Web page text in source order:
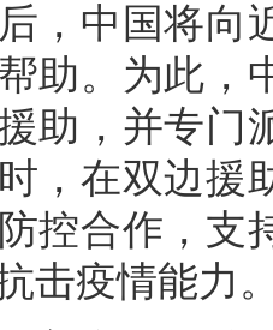
，中国将向
助。为此，
助，并专门
，在双边援
控合作，支
击疫情能力